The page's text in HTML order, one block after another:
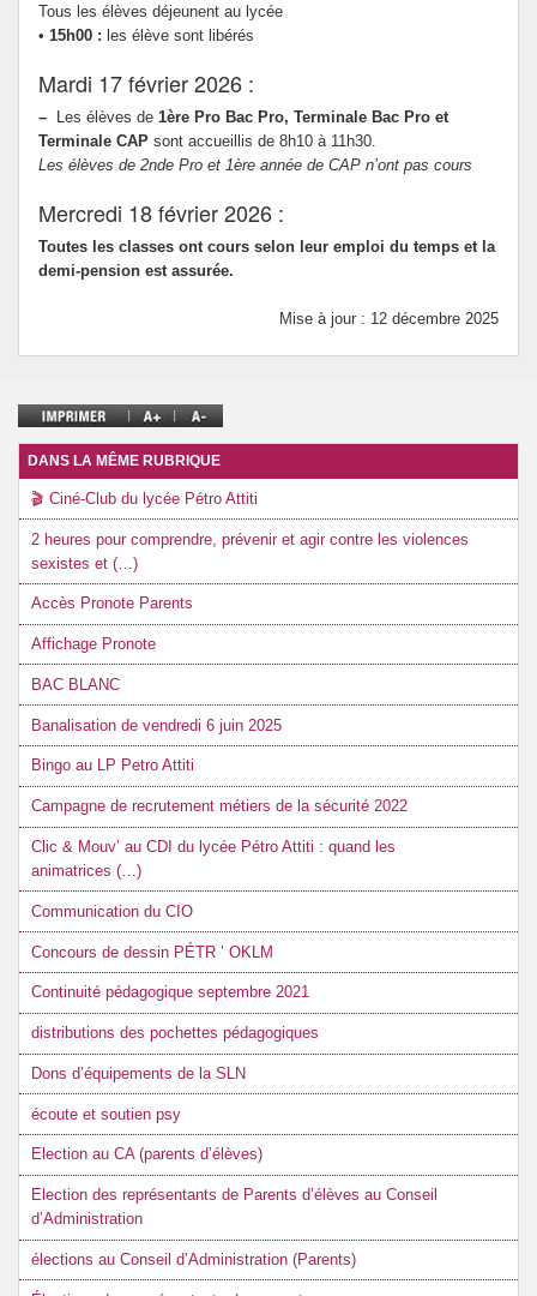
Tous les élèves déjeunent au lycée
• 15h00 : les élève sont libérés
Mardi 17 février 2026 :
– Les élèves de 1ère Pro Bac Pro, Terminale Bac Pro et
Terminale CAP sont accueillis de 8h10 à 11h30.
Les élèves de 2nde Pro et 1ère année de CAP n’ont pas cours
Mercredi 18 février 2026 :
Toutes les classes ont cours selon leur emploi du temps et la
demi-pension est assurée.
Mise à jour : 12 décembre 2025
DANS LA MÊME RUBRIQUE
🎬 Ciné-Club du lycée Pétro Attiti
2 heures pour comprendre, prévenir et agir contre les violences
sexistes et (…)
Accès Pronote Parents
Affichage Pronote
BAC BLANC
Banalisation de vendredi 6 juin 2025
Bingo au LP Petro Attiti
Campagne de recrutement métiers de la sécurité 2022
Clic & Mouv’ au CDI du lycée Pétro Attiti : quand les
animatrices (…)
Communication du CIO
Concours de dessin PÉTR ’ OKLM
Continuité pédagogique septembre 2021
distributions des pochettes pédagogiques
Dons d’équipements de la SLN
écoute et soutien psy
Election au CA (parents d’élèves)
Election des représentants de Parents d’élèves au Conseil
d’Administration
élections au Conseil d’Administration (Parents)